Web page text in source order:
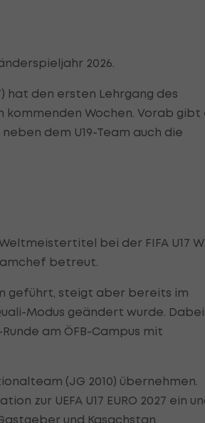
2026.
hat den ersten Lehrgang des
Wochen. Vorab gibt
dem U19-Team auch die
bei der FIFA U17
betreut.
geführt, steigt aber bereits im
Modus geändert wurde. Dabei
am ÖFB-Campus mit
(JG 2010) übernehmen.
zur UEFA U17 EURO 2027 ein
und Kasachstan.